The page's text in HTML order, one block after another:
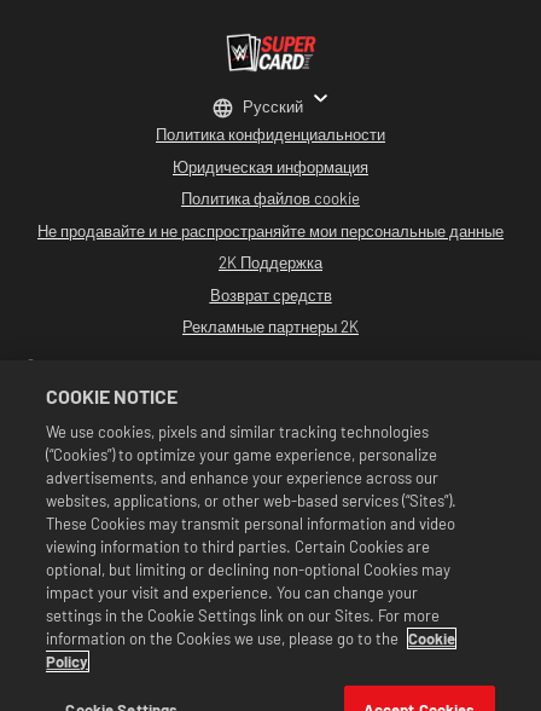
Политика конфиденциальности
Юридическая информация
Политика файлов cookie
Не продавайте и не распространяйте мои персональные данные
2K Поддержка
Возврат средств
Рекламные партнеры 2K
зарегистрированными товарными знаками или товарными знаками
Все программные продукты WWE, имена участников, изображения, образы,
слоганы, приемы, товарные знаки, логотипы и исключительные права
являются исключительной собственностью WWE и ее дочерних компаний.
Все остальные товарные знаки, логотипы и исключительные права
принадлежат соответствующим владельцам. Andre the Giant™ используется
по лицензии CMG Brands, LLC. Hulk Hogan™, Hulkamania™, Hulkster™ и
Hollywood Hogan™ являются товарными знаками и знаками обслуживания,
используемыми по лицензии WWE. Macho Man Randy Savage™ используется
по лицензии CMG Brands, LLC. Muhammad Ali™: право на публичное
использование и права на личность принадлежат Muhammad Ali Enterprises
LLC ©2026 WWE. Все права защищены. UFC™, ® © 2026 ZUFFA, LLC. Все
права защищены.
Актуальные предложения действуют только в магазине WWE SuperCard.
Предложения, цены и версии игры могут отличаться в зависимости от
Русский
COOKIE NOTICE
We use cookies, pixels and similar tracking technologies
(“Cookies”) to optimize your game experience, personalize
advertisements, and enhance your experience across our
websites, applications, or other web-based services (“Sites”).
These Cookies may transmit personal information and video
viewing information to third parties. Certain Cookies are
optional, but limiting or declining non-optional Cookies may
impact your visit and experience. You can change your
settings in the Cookie Settings link on our Sites. For more
information on the Cookies we use, please go to the Cookie
Policy